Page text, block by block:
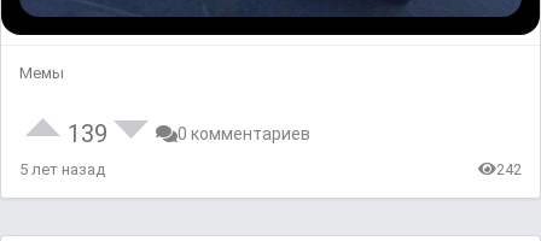
Мемы
139 0 комментариев
5 лет назад 242